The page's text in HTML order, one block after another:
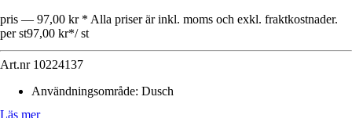
pris — 97,00 kr * Alla priser är inkl. moms och exkl. fraktkostnader.
per st97,00 kr*/ st
Art.nr 10224137
Användningsområde: Dusch
Läs mer